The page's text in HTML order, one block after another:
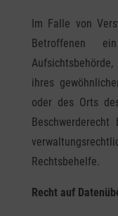
Im Falle von
Betroffenen
ihres
oder des Orts
Rechtsbehelfe.
Recht auf